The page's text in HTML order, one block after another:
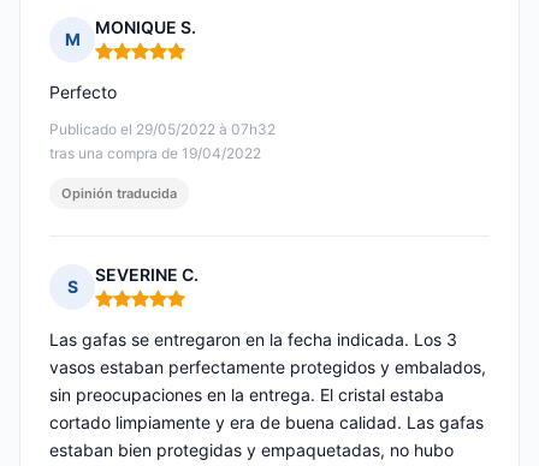
M
MONIQUE S.
Nota: 5 de 5
Publicado el 29/05/2022 à 07h32
tras una compra de 19/04/2022
Perfecto
Opinión traducida
S
SEVERINE C.
Nota: 5 de 5
Las gafas se entregaron en la fecha indicada. Los 3
vasos estaban perfectamente protegidos y embalados,
sin preocupaciones en la entrega. El cristal estaba
cortado limpiamente y era de buena calidad. Las gafas
estaban bien protegidas y empaquetadas, no hubo